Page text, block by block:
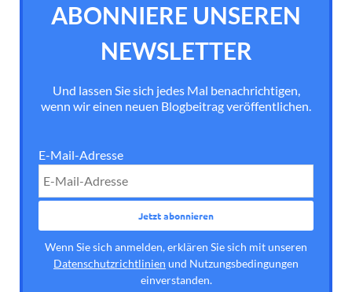
ABONNIERE UNSEREN
NEWSLETTER
Und lassen Sie sich jedes Mal benachrichtigen,
wenn wir einen neuen Blogbeitrag veröffentlichen.
E-Mail-Adresse
Wenn Sie sich anmelden, erklären Sie sich mit unseren
Datenschutzrichtlinien und Nutzungsbedingungen
einverstanden.